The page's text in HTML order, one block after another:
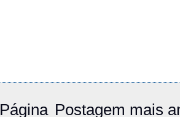
Postagem mais
Página